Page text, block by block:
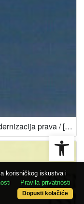
Modernizacija prava / [glavni urednik serije Jakša Barbić]
korisničkog iskustva i
Pravila privatnosti
Dopusti kolačiće